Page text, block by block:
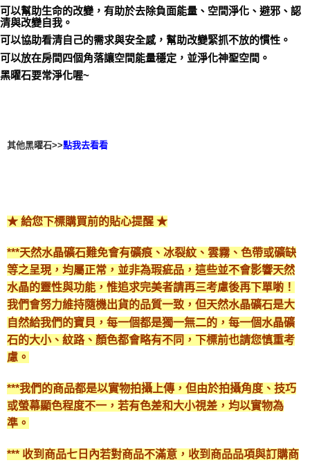
每筆NT$80，滿NT$3,000(含以上)免運費
付款後門市自取
免運費
可以幫助生命的改變，有助於去除負面能量、空間淨化、避邪、認
清與改變自我。
可以協助看清自己的需求與安全感，幫助改變緊抓不放的慣性。
可以放在房間四個角落讓空間能量穩定，並淨化神聖空間。
黑曜石要常淨化喔~
其他黑曜石>>點我去看看
★ 給您下標購買前的貼心提醒 ★
***天然水晶礦石難免會有礦痕、冰裂紋、雲霧、色帶或礦缺
等之呈現，均屬正常，並非為瑕疵品，這些並不會影響天然
水晶的靈性與功能，惟追求完美者請再三考慮後再下單喲！
我們會努力維持隨機出貨的品質一致，但天然水晶礦石是大
自然給我們的寶貝，每一個都是獨一無二的，每一個水晶礦
石的大小、紋路、顏色都會略有不同，下標前也請您慎重考
慮。
***我們的商品都是以實物拍攝上傳，但由於拍攝角度、技巧
或螢幕顯色程度不一，若有色差和大小視差，均以實物為
準。
*** 收到商品七日內若對商品不滿意，收到商品品項與訂購商